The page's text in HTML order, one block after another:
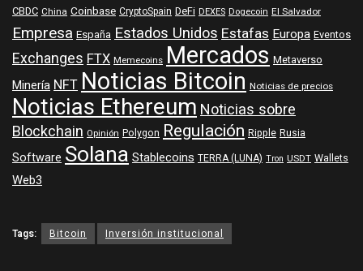
CBDC China Coinbase CryptoSpain DeFi DEXES Dogecoin El Salvador
Empresa España Estados UnidosEstafasEuropa Eventos
ExchangesFTX Memecoins Mercados Metaverso
MineríaNFTNoticias Bitcoin Noticias de precios
Noticias EthereumNoticias sobre
Blockchain Opinión Polygon Regulación Ripple Rusia
Software SolanaStablecoins TERRA (LUNA) Tron USDT Wallets
Web3
Tags: Bitcoin Inversión institucional